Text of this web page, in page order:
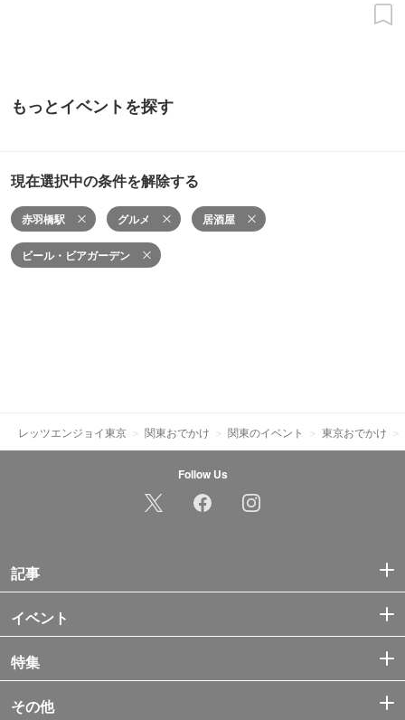
もっとイベントを探す
現在選択中の条件を解除する
赤羽橋駅 グルメ 居酒屋
ビール・ビアガーデン
レッツエンジョイ東京 関東おでかけ 関東のイベント 東京おでかけ
Follow Us
記事
イベント
特集
その他